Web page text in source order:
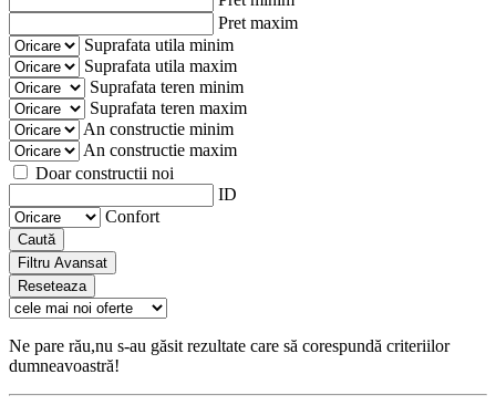
Pret maxim
Suprafata utila minim
Suprafata utila maxim
Suprafata teren minim
Suprafata teren maxim
An constructie minim
An constructie maxim
Doar constructii noi
ID
Confort
Caută
Filtru Avansat
Reseteaza
Ne pare rău,nu s-au găsit rezultate care să corespundă criteriilor
dumneavoastră!